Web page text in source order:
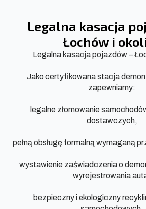
Legalna kasacja
Łochów i
Legalna kasacja pojazdów –
Jako certyfikowana stacja
zapewniamy:
legalne złomowanie
dostawczych,
pełną obsługę formalną wymaganą
wystawienie zaświadczenia o
wyrejestrowania
bezpieczny i ekologiczny